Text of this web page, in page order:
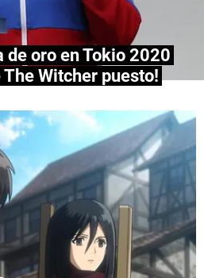
Todos los derechos reservados.
de oro en Tokio 2020
Witcher puesto!